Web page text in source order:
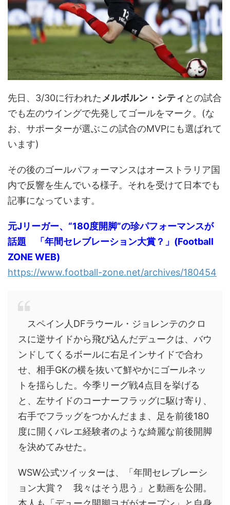
先日、3/30に行われた メルボルン・シティ との試合
でも左のウイングで先発してゴールをマーク。(な
お、サポーターが選ぶこの試合のMVPにも選ばれて
います)
その後のゴールパフォーマンスはオーストラリア国
内で反響を生んでいる様子。それを受けて日本でも
記事になっています。
元Jリーガー、“180度開脚”の珍パフォーマンスが
話題 「年間セレブレーション大賞？」(Football
ZONE WEB)
https://www.football-zone.net/archives/180454
スペイン人DFラウール・ジョレンテのクロ
スに逆サイドから飛び込んだデュークは、バウ
ンドしてくるボールに右足インサイドで合わ
せ、相手GKの横を抜いて鮮やかにゴールネッ
トを揺らした。今季リーグ戦4点目を挙げる
と、左サイドのコーナーフラッグに駆け寄り、
右手でフラッグをつかんだまま、足を前後180
度に開くバレエ経験者のような綺麗な前後開脚
を決めてみせた。
WSW公式ツイッターは、「年間セレブレーシ
ョン大賞？ 我々はそう思う」と動画を公開。